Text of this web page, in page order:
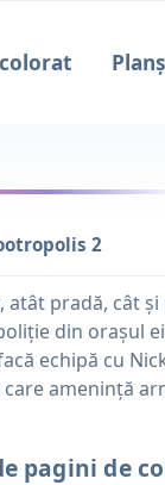
2
pradă, cât
din orașul
echipă cu
amenință
pagini de